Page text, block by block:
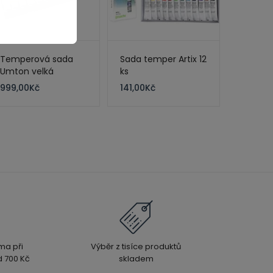
Temperová sada
Umton velká
999,00Kč
Sada temper Artix 12
ks
141,00Kč
při
Kč
Výběr z tisíce produktů
skladem